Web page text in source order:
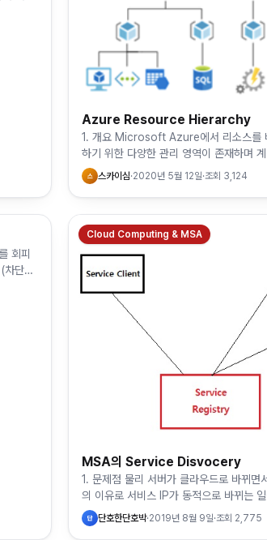
Azure Resource Hierarchy
1. 개요 Microsoft Azure에서 리소스를
하기 위한 다양한 관리 영역이 존재하며
과 같습니다. 사용자는 이 구조를 잘 활용
관리 및…
스 스카이심·2020년 5월 12일·조회 3,124
회피
단기)
Cloud Computing & MSA
MSA의 Service Disvocery
1. 문제점 물리 서버가 클라우드로 바뀌면
의 이유로 서비스 IP가 동적으로 바뀌는
Client 나 API 게이트웨이가 서버의 IP,
서비스를 …
단 단호한단호박·2019년 8월 9일·조회 2,775